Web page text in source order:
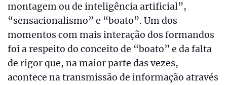
montagem ou de inteligência artificial”,
“sensacionalismo” e “boato”. Um dos
momentos com mais interação dos formandos
foi a respeito do conceito de “boato” e da falta
de rigor que, na maior parte das vezes,
acontece na transmissão de informação através